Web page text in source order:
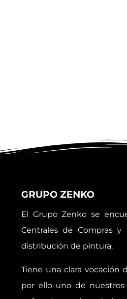
GRUPO ZENKO
El Grupo Zenko se
Centrales de Compras
distribución de pintura.
Tiene una clara vocación
por ello uno de nuestros